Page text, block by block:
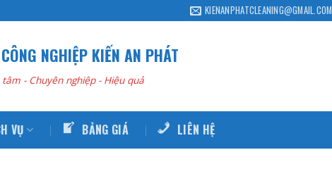
KIENANPHATCLEANING@GMAIL.COM
NGHIỆP KIẾN AN PHÁT
tâm - Chuyên nghiệp - Hiệu quả
VỤ BẢNG GIÁ LIÊN HỆ